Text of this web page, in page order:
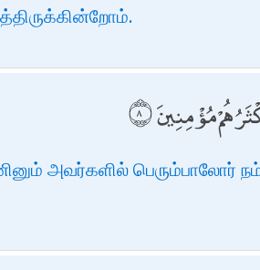
مُؤْمِنِينَ
அவர்களில் பெரும்பாலோர்